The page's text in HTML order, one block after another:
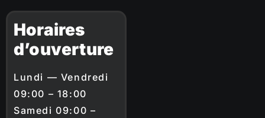
Horaires
d’ouverture
Lundi — Vendredi
09:00 – 18:00
Samedi 09:00 –